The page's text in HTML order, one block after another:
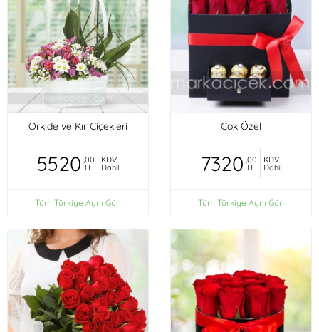
Orkide ve Kır Çiçekleri
5520 ,00
TL
KDV
Dahil
Tüm Türkiye Aynı Gün
Çok Özel
7320 ,00
TL
KDV
Dahil
Tüm Türkiye Aynı Gün